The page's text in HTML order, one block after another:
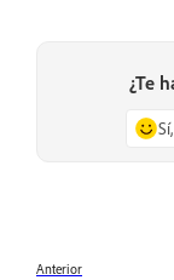
¿Te
Anterior